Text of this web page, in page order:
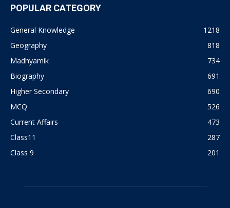
POPULAR CATEGORY
General Knowledge
1218
Geography
818
Madhyamik
734
Biography
691
Higher Secondary
690
MCQ
526
Current Affairs
473
Class11
287
Class 9
201